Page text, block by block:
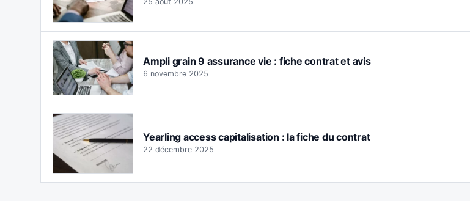
Ampli grain 9 assurance vie : fiche contrat et avis
6 novembre 2025
Yearling access capitalisation : la fiche du contrat
22 décembre 2025